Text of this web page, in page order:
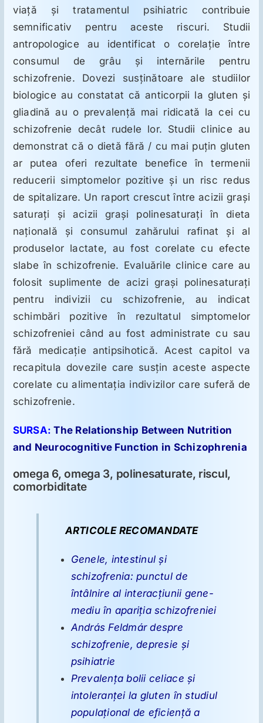
ORL
Oncologie
Toxicologie
Antipsihiatrie
Psihoterapie
Antropologie
Proză utilă
viaţă şi tratamentul psihiatric contribuie
semnificativ pentru aceste riscuri. Studii
antropologice au identificat o corelaţie între
consumul de grâu şi internările pentru
schizofrenie. Dovezi susţinătoare ale studiilor
biologice au constatat că anticorpii la gluten şi
gliadină au o prevalenţă mai ridicată la cei cu
schizofrenie decât rudele lor. Studii clinice au
demonstrat că o dietă fără / cu mai puţin gluten
ar putea oferi rezultate benefice în termenii
reducerii simptomelor pozitive şi un risc redus
de spitalizare. Un raport crescut între acizii graşi
saturaţi şi acizii graşi polinesaturaţi în dieta
naţională şi consumul zahărului rafinat şi al
produselor lactate, au fost corelate cu efecte
slabe în schizofrenie. Evaluările clinice care au
folosit suplimente de acizi graşi polinesaturaţi
pentru indivizii cu schizofrenie, au indicat
schimbări pozitive în rezultatul simptomelor
schizofreniei când au fost administrate cu sau
fără medicaţie antipsihotică. Acest capitol va
recapitula dovezile care susţin aceste aspecte
corelate cu alimentaţia indivizilor care suferă de
schizofrenie.
SURSA:The Relationship Between Nutrition
and Neurocognitive Function in Schizophrenia
omega 6, omega 3, polinesaturate, riscul,
comorbiditate
ARTICOLE RECOMANDATE
Genele, intestinul şi
schizofrenia: punctul de
întâlnire al interacţiunii gene-
mediu în apariţia schizofreniei
András Feldmár despre
schizofrenie, depresie şi
psihiatrie
Prevalenţa bolii celiace şi
intoleranţei la gluten în studiul
populaţional de eficienţă a